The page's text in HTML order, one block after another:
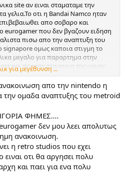
site αν ειναι σταματαμε την
γελια.Το οτι η Bandai Namco ηταν
απο σοβαρο και
eurogamer που δεν βγαζουν ειδηση
πισω απο την αναπτυξη του
signapore ομως καποια στιγμη το
μεγαλο για παραρτημα στην
και περασε στα χερια της μαμας
namco signapore μεταπηδησε σε
για το παιχνιδι φυσικα και
αυτο και ειναι δεδομενο δεν
Retro να πατουσε απλα σε ιστορια
και αυτοι απλα να το
Tom philips απο το eurogamer
ενοηθει πως καποια στοιχεια απο
αρεσει στην Retro και θα τα
4.Τελως παντων το θεμα ειναι
εξελιξη και επιτελους το MP4 θα
που νοιωθουν την σειρα MP.
για μεγέθυνση ...
απο την nintendo η
την ομαδα αναπτυξης του metroid
ΦΗΜΕΣ....
δεν μου λεει απολυτως
ανακοινωση.
η retro studios που εχει
ειναι οτι θα αργησει πολυ
και παει για ενα πολυ